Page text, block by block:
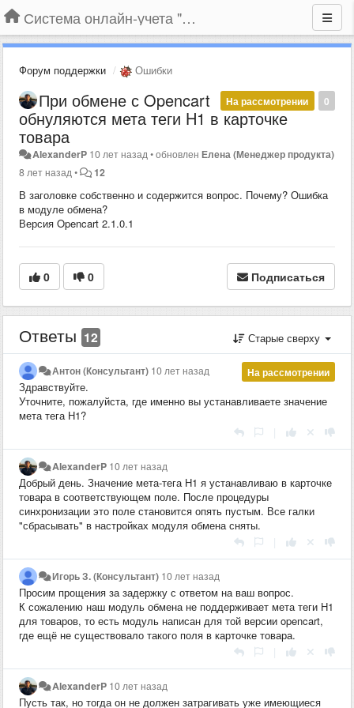
Система онлайн-учета "Большая Птица"
Форум поддержки Ошибки
0
На рассмотрении
При обмене с Opencart
обнуляются мета теги H1 в карточке
товара
AlexanderP 10 лет назад •обновленЕлена (Менеджер продукта)
8 лет назад • 12
В заголовке собственно и содержится вопрос. Почему? Ошибка
в модуле обмена?
Версия Opencart 2.1.0.1
0 0 Подписаться
Ответы 12 Старые сверху
На рассмотрении
Антон (Консультант) 10 лет назад
Здравствуйте.
Уточните, пожалуйста, где именно вы устанавливаете значение
мета тега Н1?
AlexanderP 10 лет назад
Добрый день. Значение мета-тега H1 я устанавливаю в карточке
товара в соответствующем поле. После процедуры
синхронизации это поле становится опять пустым. Все галки
"сбрасывать" в настройках модуля обмена сняты.
Игорь З. (Консультант) 10 лет назад
Просим прощения за задержку с ответом на ваш вопрос.
К сожалению наш модуль обмена не поддерживает мета теги H1
для товаров, то есть модуль написан для той версии opencart,
где ещё не существовало такого поля в карточке товара.
AlexanderP 10 лет назад
Пусть так, но тогда он не должен затрагивать уже имеющиеся